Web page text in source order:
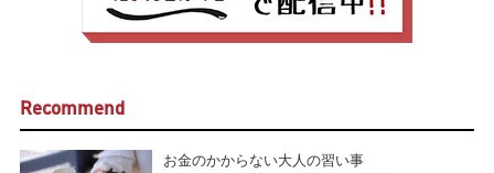
Recommend
お金のかからない大人の習い事